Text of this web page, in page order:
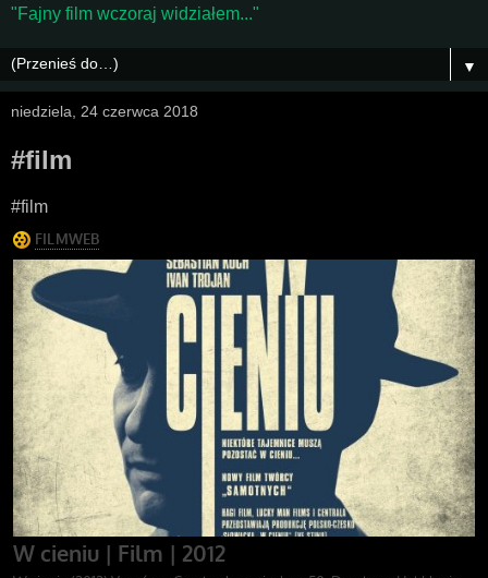
"Fajny film wczoraj widziałem..."
▼
niedziela, 24 czerwca 2018
#film
#film